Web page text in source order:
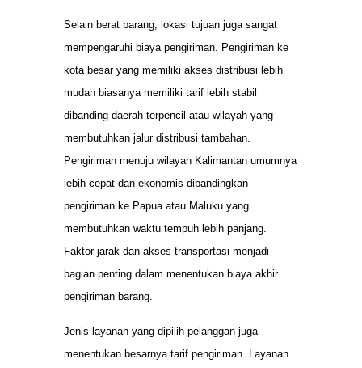
Selain berat barang, lokasi tujuan juga sangat
mempengaruhi biaya pengiriman. Pengiriman ke
kota besar yang memiliki akses distribusi lebih
mudah biasanya memiliki tarif lebih stabil
dibanding daerah terpencil atau wilayah yang
membutuhkan jalur distribusi tambahan.
Pengiriman menuju wilayah Kalimantan umumnya
lebih cepat dan ekonomis dibandingkan
pengiriman ke Papua atau Maluku yang
membutuhkan waktu tempuh lebih panjang.
Faktor jarak dan akses transportasi menjadi
bagian penting dalam menentukan biaya akhir
pengiriman barang.
Jenis layanan yang dipilih pelanggan juga
menentukan besarnya tarif pengiriman. Layanan